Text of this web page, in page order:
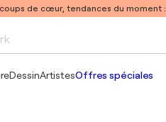
de cœur, tendances du moment :
DessinArtistesOffres spéciales